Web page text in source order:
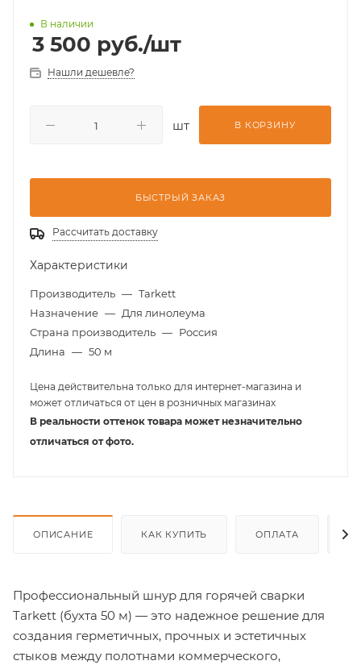
В наличии
3 500 руб./шт
Нашли дешевле?
шт В КОРЗИНУ
БЫСТРЫЙ ЗАКАЗ
Рассчитать доставку
Характеристики
Производитель — Tarkett
Назначение — Для линолеума
Страна производитель — Россия
Длина — 50 м
Цена действительна только для интернет-магазина и
может отличаться от цен в розничных магазинах
В реальности оттенок товара может незначительно
отличаться от фото.
ОПИСАНИЕ КАК КУПИТЬ ОПЛАТА
Профессиональный шнур для горячей сварки
Tarkett (бухта 50 м) — это надежное решение для
создания герметичных, прочных и эстетичных
стыков между полотнами коммерческого,